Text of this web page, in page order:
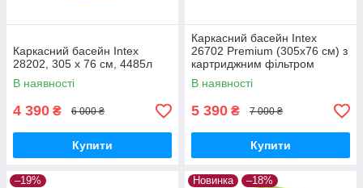
Каркасний басейн Intex
28202, 305 x 76 см, 4485л
В наявності
4 390 ₴ 6 000 ₴
Купити
Каркасний басейн Intex
26702 Premium (305х76 см) з
картриджним фільтром
В наявності
5 390 ₴ 7 000 ₴
Купити
–19% Новинка –18%